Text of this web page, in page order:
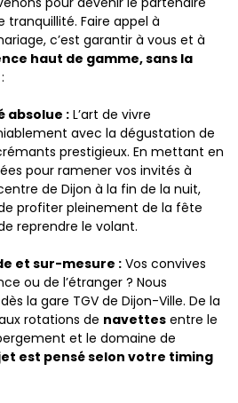
Faire appel à
c’est garantir à vous et à
haut de gamme, sans la
:
absolue :L’art de vivre
avec la dégustation de
prestigieux. En mettant en
pour ramener vos invités à
de Dijon à la fin de la nuit,
profiter pleinement de la fête
reprendre le volant.
et sur-mesure :Vos convives
ou de l’étranger ? Nous
la gare TGV de Dijon-Ville. De la
rotations de navettes entre le
et le domaine de
est pensé selon votre timing